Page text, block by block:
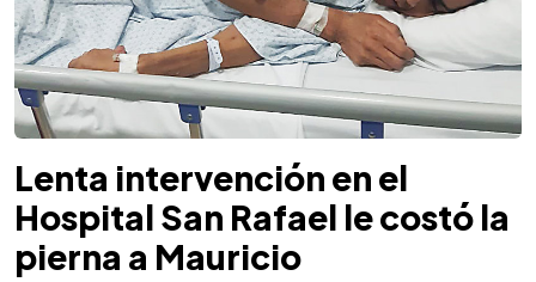
Lenta intervención en el
Hospital San Rafael le costó la
pierna a Mauricio